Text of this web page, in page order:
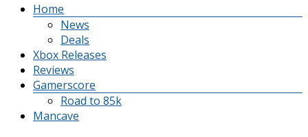
Home
News
Deals
Xbox Releases
Reviews
Gamerscore
Road to 85k
Mancave